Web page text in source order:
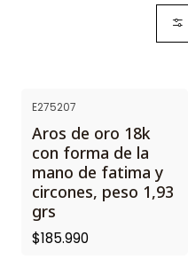
E275207
Aros de oro 18k
con forma de la
mano de fatima y
circones, peso 1,93
grs
$185.990